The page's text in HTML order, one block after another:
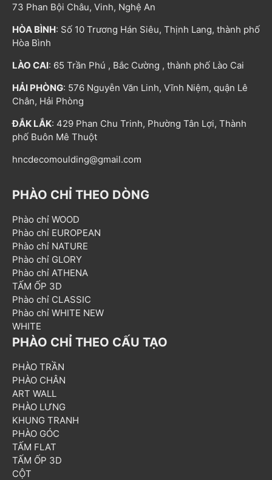
73 Phan Bội Châu, Vinh, Nghệ An
HÒA BÌNH: Số 10 Trương Hán Siêu, Thịnh Lang, thành phố
Hòa Bình
LÀO CAI: 65 Trần Phú , Bắc Cường , thành phố Lào Cai
HẢI PHÒNG: 576 Nguyễn Văn Linh, Vĩnh Niệm, quận Lê
Chân, Hải Phòng
ĐẮK LẮK: 429 Phan Chu Trinh, Phường Tân Lợi, Thành
phố Buôn Mê Thuột
hncdecomoulding@gmail.com
PHÀO CHỈ THEO DÒNG
Phào chỉ WOOD
Phào chỉ EUROPEAN
Phào chỉ NATURE
Phào chỉ GLORY
Phào chỉ ATHENA
TẤM ỐP 3D
Phào chỉ CLASSIC
Phào chỉ WHITE NEW
WHITE
PHÀO CHỈ THEO CẤU TẠO
PHÀO TRẦN
PHÀO CHÂN
ART WALL
PHÀO LƯNG
KHUNG TRANH
PHÀO GÓC
TẤM FLAT
TẤM ỐP 3D
CỘT